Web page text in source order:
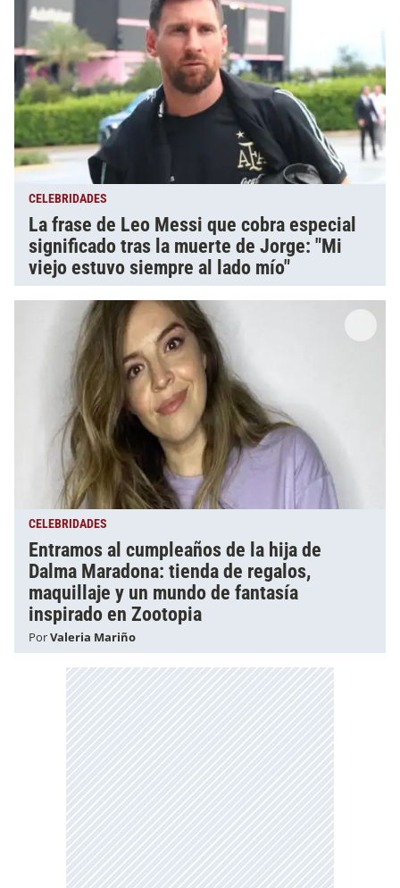
CELEBRIDADES
La frase de Leo Messi que cobra especial
significado tras la muerte de Jorge: "Mi
viejo estuvo siempre al lado mío"
CELEBRIDADES
Entramos al cumpleaños de la hija de
Dalma Maradona: tienda de regalos,
maquillaje y un mundo de fantasía
inspirado en Zootopia
PorValeria Mariño